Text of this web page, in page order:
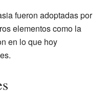
fueron adoptadas por
elementos como la
en lo que hoy